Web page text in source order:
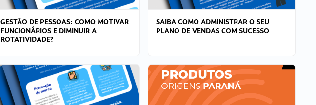
GESTÃO DE PESSOAS: COMO MOTIVAR
FUNCIONÁRIOS E DIMINUIR A
ROTATIVIDADE?
SAIBA COMO ADMINISTRAR O SEU
PLANO DE VENDAS COM SUCESSO